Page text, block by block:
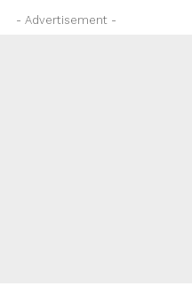
- Advertisement -